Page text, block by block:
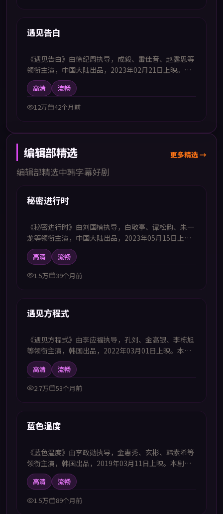
热播
遇见告白
《遇见告白》由徐纪周执导，成毅、雷佳音、赵露思等
领衔主演，中国大陆出品，2023年02月21日上映。本
剧集提供中韩双语字幕，支持1080P高清播放，属科幻
题材，以奇想世界观承载对现实的隐喻思考，适合喜欢
中韩字幕电视剧高清播放的观众追看。
高清
流畅
12万
42个月前
编辑部精选
编辑部精选中韩字幕好剧
更多精选 →
首推
秘密进行时
《秘密进行时》由刘国楠执导，白敬亭、谭松韵、朱一
龙等领衔主演，中国大陆出品，2023年05月15日上
映。本剧集提供中韩双语字幕，支持1080P高清播放，
属惊悚题材，在密闭环境中展开心理与生存的双重考
验，适合喜欢中韩字幕电视剧高清播放的观众追看。
高清
流畅
1.5万
39个月前
首推
遇见方程式
《遇见方程式》由李应福执导，孔刘、金高银、李栋旭
等领衔主演，韩国出品，2022年03月01日上映。本剧
集提供中韩双语字幕，支持1080P高清播放，属动作题
材，以任务线串联热血对抗与信念坚持，适合喜欢中韩
字幕电视剧高清播放的观众追看。
高清
流畅
2.7万
53个月前
首推
蓝色温度
《蓝色温度》由李政勋执导，金惠秀、玄彬、韩素希等
领衔主演，韩国出品，2019年03月11日上映。本剧集
提供中韩双语字幕，支持1080P高清播放，属动作题
材，在危机任务中完成自我突破，适合喜欢中韩字幕电
视剧高清播放的观众追看。
高清
流畅
1.5万
89个月前